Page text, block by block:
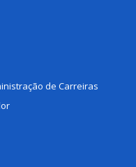
de Carreiras